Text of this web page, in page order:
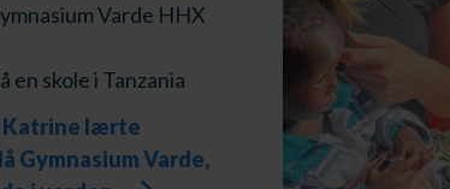
Varde HHX
en skole i Tanzania
Katrine lærte
Gymnasium Varde,